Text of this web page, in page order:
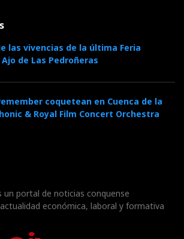
las vivencias de la última Feria
de Las Pedroñeras
coquetean en Cuenca de la
& Royal Film Concert Orchestra
un portal de noticias conquense
económica, laboral y formativa